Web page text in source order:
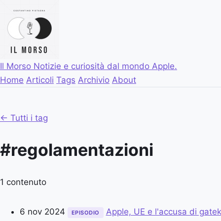
Il Morso Notizie e curiosità dal mondo Apple.
Home Articoli Tags Archivio About
← Tutti i tag
#regolamentazioni
1 contenuto
6 nov 2024 EPISODIO Apple, UE e l'accusa di